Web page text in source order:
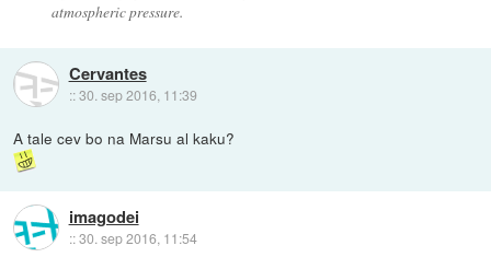
atmospheric pressure.
Cervantes
::30. sep 2016, 11:39
A tale cev bo na Marsu al kaku?
imagodei
::30. sep 2016, 11:54